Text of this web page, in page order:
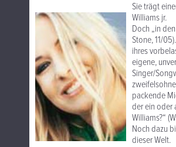
Sie trägt
Williams jr.
Doch „in
Stone, 11/
ihres
eigene,
Singer/
packende
der ein oder
Williams?“
Noch dazu
dieser Welt.